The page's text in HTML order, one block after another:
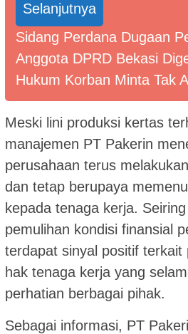
Selanjutnya
Sidang Perdana Dugaan
Anggota DPRD Bekasi
Hukum Korban Minta Tak
Meski lini produksi kertas
manajemen PT Pakerin
perusahaan terus
dan tetap berupaya
kepada tenaga kerja.
pemulihan kondisi finansial
terdapat sinyal positif terkait
hak tenaga kerja yang
perhatian berbagai pihak.
Sebagai informasi, PT